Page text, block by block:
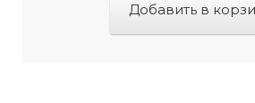
Добавить в